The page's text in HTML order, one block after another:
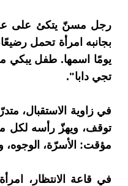
رجل مسنّ يتكئ على
بجانبه امرأة تحمل
يومًا اسمها. طفل يبكي
تجي دابا".
في زاوية الاستقبال،
توقف، ويهزّ رأسه لكل
مؤقت: الأسرّة، الوجوه،
في قاعة الانتظار،